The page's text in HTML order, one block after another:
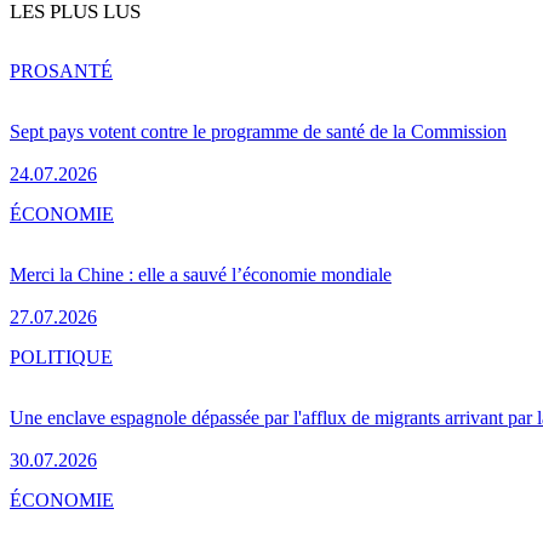
LES PLUS LUS
Sept pays votent contre le programme de santé de la Commission
24.07.2026
PROSANTÉ
Merci la Chine : elle a sauvé l’économie mondiale
27.07.2026
ÉCONOMIE
Une enclave espagnole dépassée par l'afflux de migrants arrivant par
30.07.2026
POLITIQUE
ÉCONOMIE